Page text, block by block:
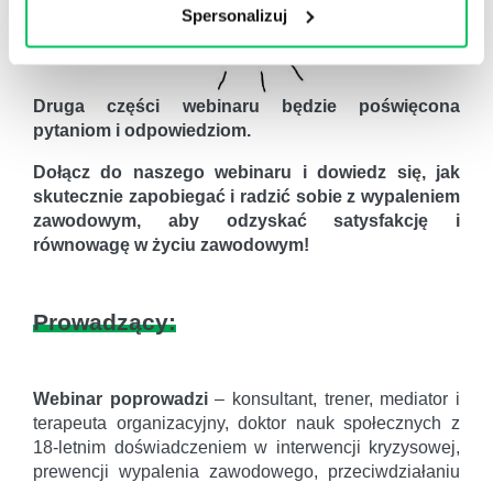
Spersonalizuj
Druga części webinaru będzie poświęcona
pytaniom i odpowiedziom.
Dołącz do naszego webinaru i dowiedz się, jak
skutecznie zapobiegać i radzić sobie z wypaleniem
zawodowym, aby odzyskać satysfakcję i
równowagę w życiu zawodowym!
Prowadzący:
Webinar poprowadzi– konsultant, trener, mediator i
terapeuta organizacyjny, doktor nauk społecznych z
18-letnim doświadczeniem w interwencji kryzysowej,
prewencji wypalenia zawodowego, przeciwdziałaniu